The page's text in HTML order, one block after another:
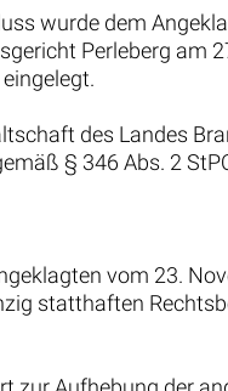
wurde dem
Perleberg am
des Landes
§ 346 Abs. 2
vom 23.
statthaften